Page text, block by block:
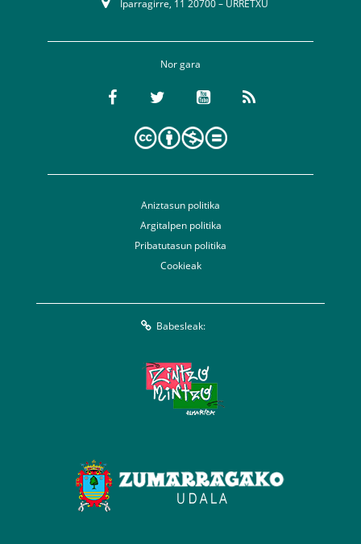
Iparragirre, 11 20700 – URRETXU
Nor gara
Aniztasun politika
Argitalpen politika
Pribatutasun politika
Cookieak
Babesleak: